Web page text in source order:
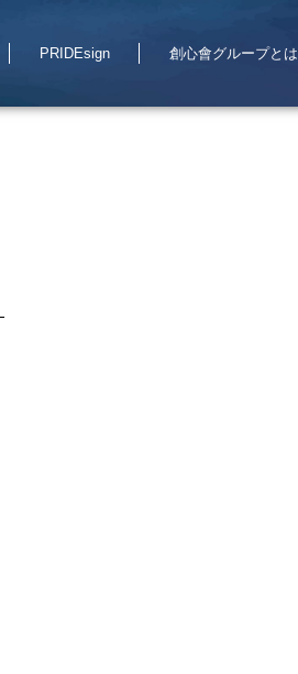
PRIDEsign 創心會グループとは